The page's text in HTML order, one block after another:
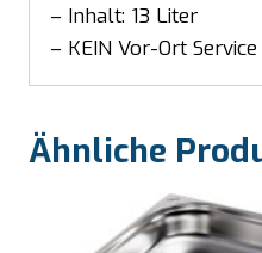
– Inhalt: 13 Liter
– KEIN Vor-Ort Service
Ähnliche